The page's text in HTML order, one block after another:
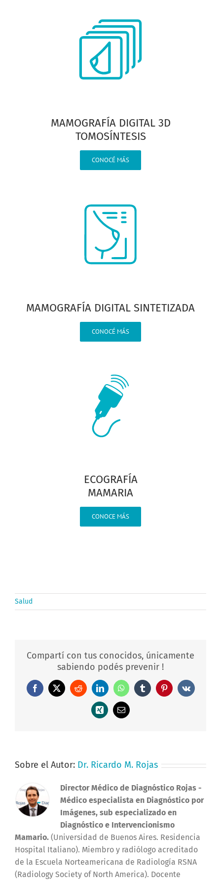
MAMOGRAFÍA DIGITAL 3D
TOMOSÍNTESIS
CONOCÉ MÁS
MAMOGRAFÍA DIGITAL SINTETIZADA
CONOCÉ MÁS
ECOGRAFÍA
MAMARIA
CONOCE MÁS
Salud
Compartí con tus conocidos, únicamente
sabiendo podés prevenir !
Facebook
X RedditLinkedInWhatsAppTumblrPinterestVk
Xing
Correo
electrónico
Sobre el Autor: Dr. Ricardo M. Rojas
Director Médico de Diagnóstico Rojas -
Médico especialista en Diagnóstico por
Imágenes, sub especializado en
Diagnóstico e Intervencionismo
Mamario. (Universidad de Buenos Aires. Residencia
Hospital Italiano). Miembro y radiólogo acreditado
de la Escuela Norteamericana de Radiología RSNA
(Radiology Society of North America). Docente